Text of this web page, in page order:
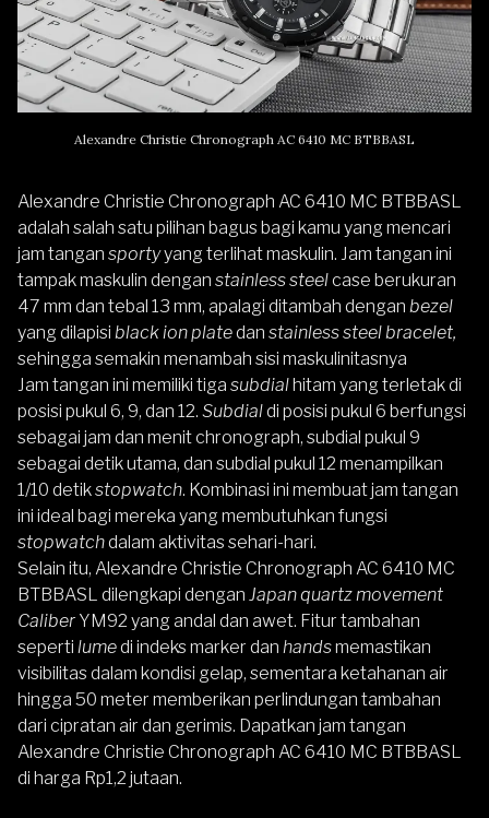
Alexandre Christie Chronograph AC 6410 MC BTBBASL
Alexandre Christie Chronograph AC 6410 MC BTBBASL
adalah salah satu pilihan bagus bagi kamu yang mencari
jam tangan sportyyang terlihat maskulin. Jam tangan ini
tampak maskulin dengan stainless steelcase berukuran
47 mm dan tebal 13 mm, apalagi ditambah dengan bezel
yang dilapisi black ion platedan stainless steel bracelet,
sehingga semakin menambah sisi maskulinitasnya
Jam tangan ini memiliki tiga subdialhitam yang terletak di
posisi pukul 6, 9, dan 12. Subdialdi posisi pukul 6 berfungsi
sebagai jam dan menit chronograph, subdial pukul 9
sebagai detik utama, dan subdial pukul 12 menampilkan
1/10 detikstopwatch. Kombinasi ini membuat jam tangan
ini ideal bagi mereka yang membutuhkan fungsi
stopwatchdalam aktivitas sehari-hari.
Selain itu, Alexandre Christie Chronograph AC 6410 MC
BTBBASL dilengkapi dengan Japan quartz movement
Caliber YM92 yang andal dan awet. Fitur tambahan
seperti lumedi indeks marker dan handsmemastikan
visibilitas dalam kondisi gelap, sementara ketahanan air
hingga 50 meter memberikan perlindungan tambahan
dari cipratan air dan gerimis. Dapatkan jam tangan
Alexandre Christie Chronograph AC 6410 MC BTBBASL
di harga Rp1,2 jutaan.